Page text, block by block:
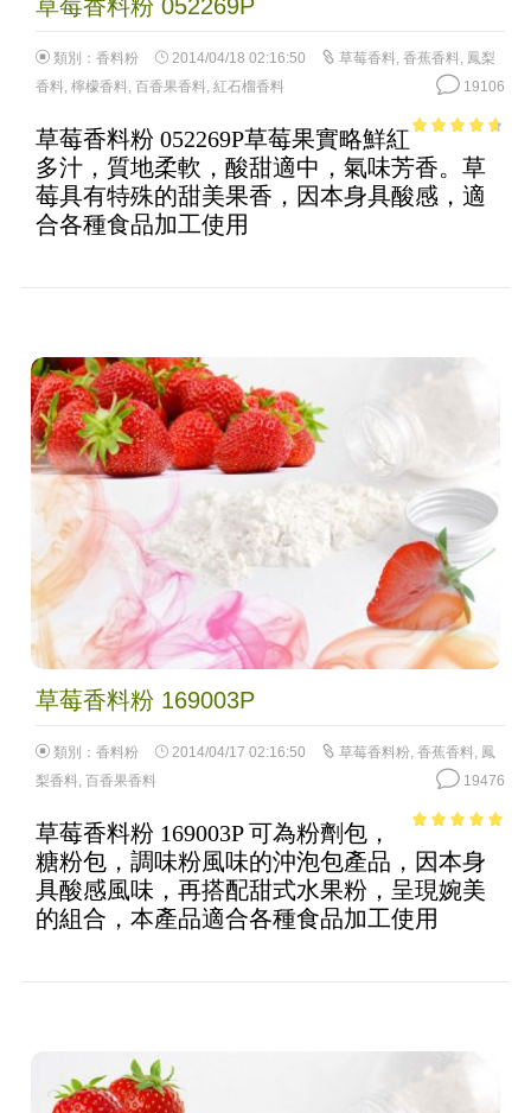
草莓香料粉 052269P
類別： 香料粉 2014/04/18 02:16:50 草莓香料 香蕉香料 鳳梨
香料 檸檬香料 百香果香料 紅石榴香料 19106
5
草莓香料粉 052269P草莓果實略鮮紅
多汁，質地柔軟，酸甜適中，氣味芳香。草
莓具有特殊的甜美果香，因本身具酸感，適
合各種食品加工使用
草莓香料粉 169003P
類別： 香料粉 2014/04/17 02:16:50 草莓香料粉, 香蕉香料, 鳳
梨香料, 百香果香料 19476
5
草莓香料粉 169003P 可為粉劑包，
糖粉包，調味粉風味的沖泡包產品，因本身
具酸感風味，再搭配甜式水果粉，呈現婉美
的組合，本產品適合各種食品加工使用